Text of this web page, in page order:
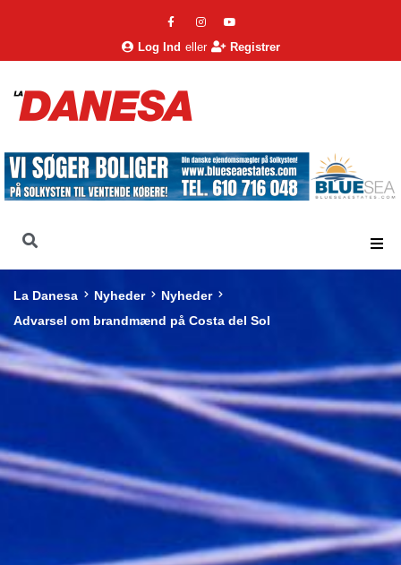
Log Ind eller Registrer
La Danesa Nyheder
Nyheder
Advarsel om brandmænd på Costa del Sol